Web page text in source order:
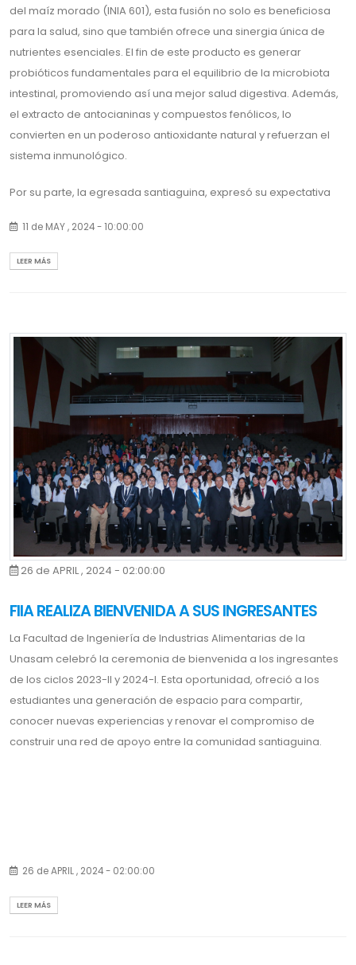
del maíz morado (INIA 601), esta fusión no solo es beneficiosa
para la salud, sino que también ofrece una sinergia única de
nutrientes esenciales. El fin de este producto es generar
probióticos fundamentales para el equilibrio de la microbiota
intestinal, promoviendo así una mejor salud digestiva. Además,
el extracto de antocianinas y compuestos fenólicos, lo
convierten en un poderoso antioxidante natural y refuerzan el
sistema inmunológico.
Por su parte, la egresada santiaguina, expresó su expectativa
zona que aporten de manera beneficiosa al bienestar y la salud
integral de toda nuestra comunidad.
11 de MAY , 2024 - 10:00:00
LEER MÁS
26 de APRIL , 2024 - 02:00:00
FIIA REALIZA BIENVENIDA A SUS INGRESANTES
La Facultad de Ingeniería de Industrias Alimentarias de la
Unasam celebró la ceremonia de bienvenida a los ingresantes
de los ciclos 2023-II y 2024-I. Esta oportunidad, ofreció a los
estudiantes una generación de espacio para compartir,
conocer nuevas experiencias y renovar el compromiso de
construir una red de apoyo entre la comunidad santiaguina.
26 de APRIL , 2024 - 02:00:00
LEER MÁS